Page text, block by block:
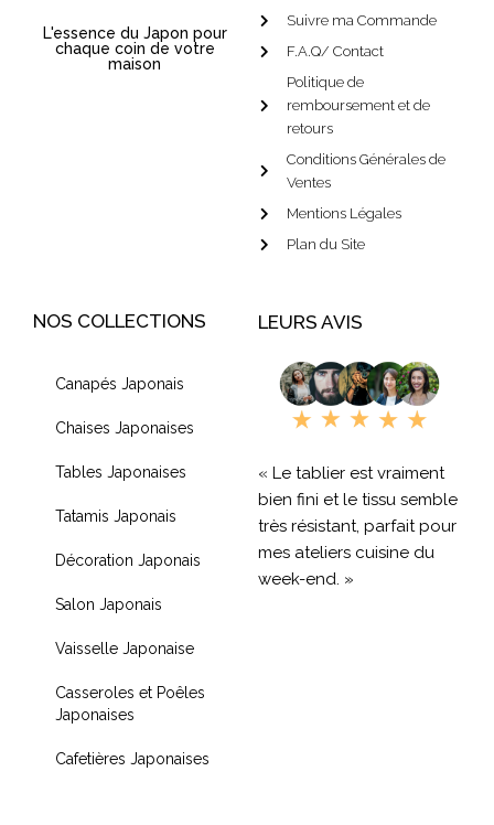
L'essence du Japon pour
chaque coin de votre
maison
Suivre ma Commande
F.A.Q/ Contact
Politique de
remboursement et de
retours
Conditions Générales de
Ventes
Mentions Légales
Plan du Site
NOS COLLECTIONS
Canapés Japonais
Chaises Japonaises
Tables Japonaises
Tatamis Japonais
Décoration Japonais
Salon Japonais
Vaisselle Japonaise
Casseroles et Poêles
Japonaises
Cafetières Japonaises
LEURS AVIS
« Le tablier est vraiment
bien fini et le tissu semble
très résistant, parfait pour
mes ateliers cuisine du
week-end. »